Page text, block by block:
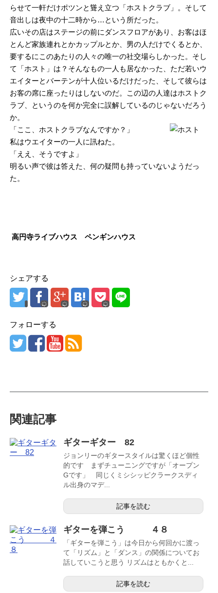
らせて一軒だけポツンと聳え立つ「ホストクラブ」。そして
音出しは夜中の十二時から…という所だった。
広いその店はステージの前にダンスフロアがあり、お客はほ
とんど家族連れとかカップルとか、男の人だけでくるとか、
要するにこのあたりの人々の唯一の社交場らしかった。そし
て「ホスト」は？そんなもの一人も居なかった、ただ若いウ
エイターとバーテンが十人位いるだけだった、そして彼らは
お客の席に座ったりはしないのだ。この辺の人達はホストク
ラブ、というのを何か完全に誤解しているのじゃないだろう
か。
「ここ、ホストクラブなんですか？」
私はウエイターの一人に訊ねた。
「ええ、そうですよ」
明るい声で彼は答えた、何の疑問も持っていないようだっ
た。
高円寺ライブハウス ペンギンハウス
シェアする
フォローする
関連記事
ギターギター 82
ジョンリーのギタースタイルは驚くほど個性
的です まずチューニングですが「オープン
Gです」 同じくミシシッピクラークスディ
ル出身のマデ...
記事を読む
ギターを弾こう ４８
「ギターを弾こう」は今日から何回かに渡っ
て「リズム」と「ダンス」の関係についてお
話していこうと思う リズムはともかくと...
記事を読む